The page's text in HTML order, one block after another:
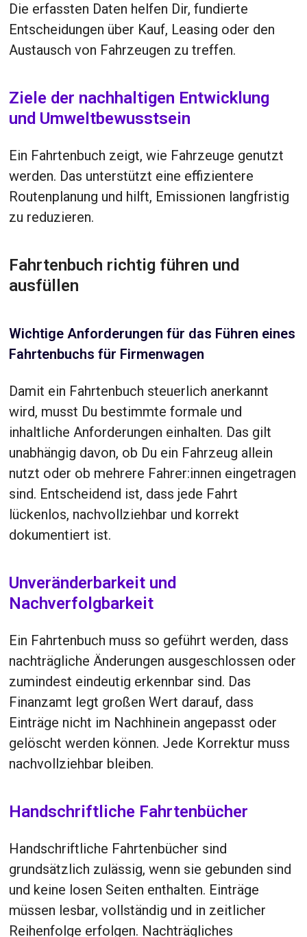
Die erfassten Daten helfen Dir, fundierte
Entscheidungen über Kauf, Leasing oder den
Austausch von Fahrzeugen zu treffen.
Ziele der nachhaltigen Entwicklung
und Umweltbewusstsein
Ein Fahrtenbuch zeigt, wie Fahrzeuge genutzt
werden. Das unterstützt eine effizientere
Routenplanung und hilft, Emissionen langfristig
zu reduzieren.
Fahrtenbuch richtig führen und
ausfüllen
Wichtige Anforderungen für das Führen eines
Fahrtenbuchs für Firmenwagen
Damit ein Fahrtenbuch steuerlich anerkannt
wird, musst Du bestimmte formale und
inhaltliche Anforderungen einhalten. Das gilt
unabhängig davon, ob Du ein Fahrzeug allein
nutzt oder ob mehrere Fahrer:innen eingetragen
sind. Entscheidend ist, dass jede Fahrt
lückenlos, nachvollziehbar und korrekt
dokumentiert ist.
Unveränderbarkeit und
Nachverfolgbarkeit
Ein Fahrtenbuch muss so geführt werden, dass
nachträgliche Änderungen ausgeschlossen oder
zumindest eindeutig erkennbar sind. Das
Finanzamt legt großen Wert darauf, dass
Einträge nicht im Nachhinein angepasst oder
gelöscht werden können. Jede Korrektur muss
nachvollziehbar bleiben.
Handschriftliche Fahrtenbücher
Handschriftliche Fahrtenbücher sind
grundsätzlich zulässig, wenn sie gebunden sind
und keine losen Seiten enthalten. Einträge
müssen lesbar, vollständig und in zeitlicher
Reihenfolge erfolgen. Nachträgliches